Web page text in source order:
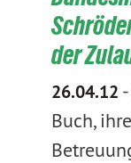
der
26.04.12 -
Buch,